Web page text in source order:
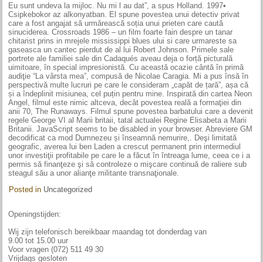
Eu sunt undeva la mijloc. Nu mi l au dat”, a spus Holland. 1997•
Csipkebokor az alkonyatban. El spune povestea unui detectiv privat
care a fost angajat să urmărească soția unui prieten care caută
sinuciderea. Crossroads 1986 – un film foarte fain despre un tanar
chitarist prins in mrejele mississippi blues ului si care urmareste sa
gaseasca un cantec pierdut de al lui Robert Johnson. Primele sale
portrete ale familiei sale din Cadaqués aveau deja o forță picturală
uimitoare, în special impresionistă. Cu această ocazie cântă în primă
audiţie “La vârsta mea”, compusă de Nicolae Caragia. Mi a pus însă în
perspectivă multe lucruri pe care le consideram „capăt de țară”, așa că
și a îndeplinit misiunea, cel puțin pentru mine. Inspirată din cartea Neon
Angel, filmul este nimic altceva, decât povestea reală a formaţiei din
anii 70, The Runaways. Filmul spune povestea barbatului care a devenit
regele George VI al Marii britaii, tatal actualei Regine Elisabeta a Marii
Britanii. JavaScript seems to be disabled in your browser. Abreviere GM
decodificat ca mod Dumnezeu și înseamnă nemurire,. Deşi limitată
geografic, averea lui ben Laden a crescut permanent prin intermediul
unor investiţii profitabile pe care le a făcut în întreaga lume, ceea ce i a
permis să finanţeze şi să controleze o mişcare continuă de raliere sub
steagul său a unor alianţe militante transnaţionale.
Posted in Uncategorized
Openingstijden:
Wij zijn telefonisch bereikbaar maandag tot donderdag van
9.00 tot 15.00 uur
Voor vragen (072) 511 49 30
Vrijdags gesloten